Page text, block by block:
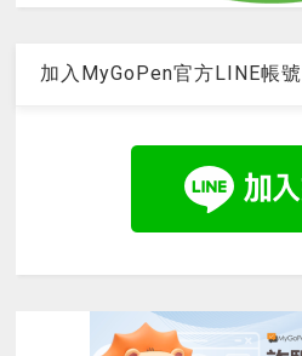
加入MyGoPen官方LINE帳號